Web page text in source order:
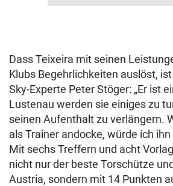
Dass Teixeira mit seinen
Klubs Begehrlichkeiten auslöst,
Sky-Experte Peter Stöger: „Er ist
Lustenau werden sie einiges zu
seinen Aufenthalt zu verlängern.
als Trainer andocke, würde ich
Mit sechs Treffern und acht
nicht nur der beste Torschütze
Austria, sondern mit 14 Punkten